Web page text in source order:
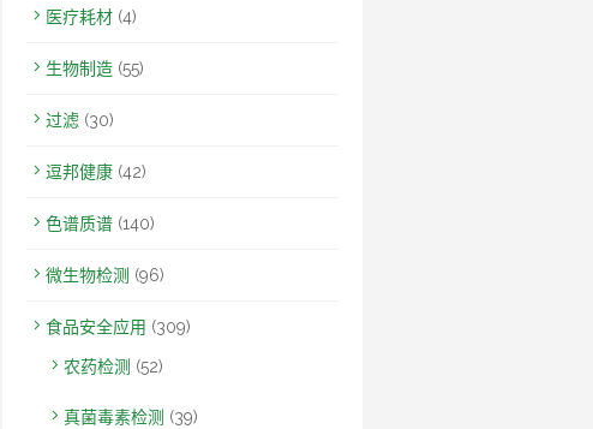
医疗耗材 (4)
生物制造 (55)
过滤 (30)
逗邦健康 (42)
色谱质谱 (140)
微生物检测 (96)
食品安全应用 (309)
农药检测 (52)
真菌毒素检测 (39)